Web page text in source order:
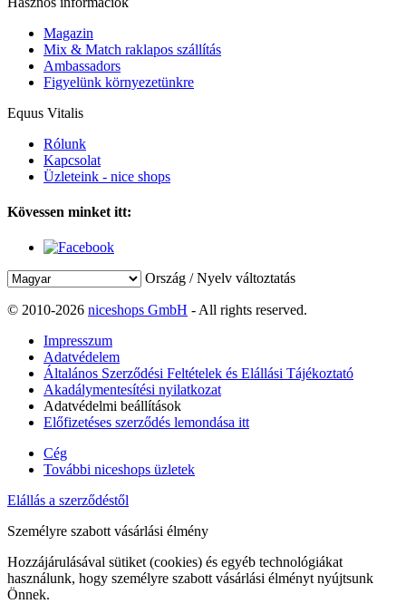
Magazin
Mix & Match raklapos szállítás
Ambassadors
Figyelünk környezetünkre
Equus Vitalis
Rólunk
Kapcsolat
Üzleteink - nice shops
Kövessen minket itt:
Ország / Nyelv változtatás
© 2010-2026 niceshops GmbH - All rights reserved.
Impresszum
Adatvédelem
Általános Szerződési Feltételek és Elállási Tájékoztató
Akadálymentesítési nyilatkozat
Adatvédelmi beállítások
Előfizetéses szerződés lemondása itt
Cég
További niceshops üzletek
Elállás a szerződéstől
Személyre szabott vásárlási élmény
Hozzájárulásával sütiket (cookies) és egyéb technológiákat
használunk, hogy személyre szabott vásárlási élményt nyújtsunk
Önnek.